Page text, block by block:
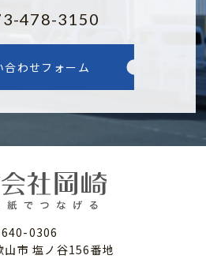
478-3150
合わせフォーム
640-0306
山市 塩ノ谷156番地